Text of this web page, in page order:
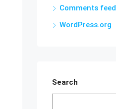
Comments feed
WordPress.org
Search